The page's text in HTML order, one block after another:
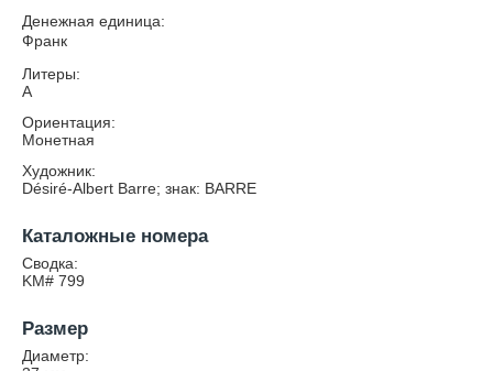
Денежная единица:
Франк
Литеры:
A
Ориентация:
Монетная
Художник:
Désiré-Albert Barre; знак: BARRE
Каталожные номера
Сводка:
KM# 799
Размер
Диаметр: